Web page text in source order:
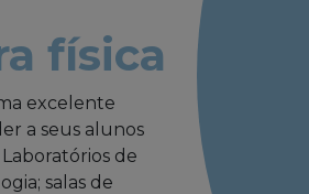
física
excelente
a seus alunos
de
salas de